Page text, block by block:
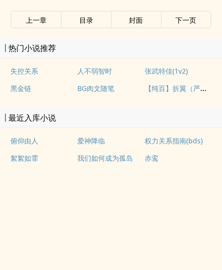
上一章 目录 封面 下一页
热门小说推荐
失控关系 人不弱智时
张武特佳(1v2)
黑金链
BG肉文随笔 【纯百】折翼（严厉上司是小鸟）
最近入库小说
俯仰由人 爱神降临
权力关系指南(bds)
絮絮如霏
我们如何成为孤岛 赤鸾